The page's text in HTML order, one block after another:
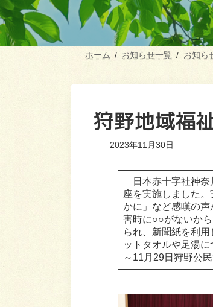
ホーム お知らせ一覧 お知ら
狩野地域福
2023年11月30日
日本赤十字社神奈
座を実施しました
かに」など感嘆の
害時に○○がないか
られ、新聞紙を利
ットタオルや足湯
～11月29日狩野公